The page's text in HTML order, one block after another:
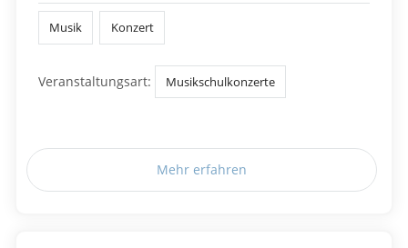
Musik Konzert
Veranstaltungsart: Musikschulkonzerte
Mehr erfahren